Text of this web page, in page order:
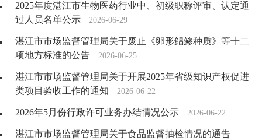
2025年度湛江市生物医药行业中、初级职称评审、认定通
过人员名单公示
2026-06-29
湛江市市场监督管理局关于废止《卵形鲳鲹种质》等十二
项地方标准的公告
2026-06-25
湛江市市场监督管理局关于开展2025年省级知识产权促进
类项目验收工作的通知
2026-06-22
2026年5月份行政许可业务办结情况公示 2026-06-22
湛江市市场监督管理局关于食品监督抽检情况的通告